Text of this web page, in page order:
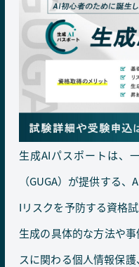
生成AIパスポートは、
（GUGA）が提供する
Iリスクを予防する資格
生成の具体的な方法や
スに関わる個人情報保